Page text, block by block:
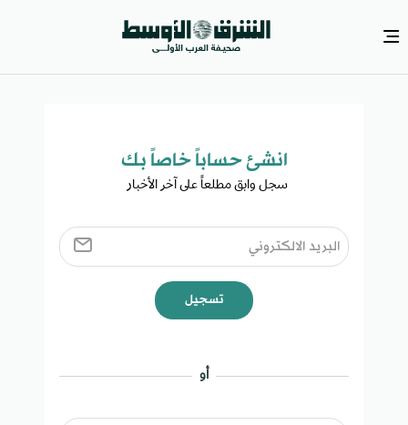
انشئ حساباً خاصاً بك​
سجل وابق مطلعاً على آخر الأخبار ​
تسجيل
أو